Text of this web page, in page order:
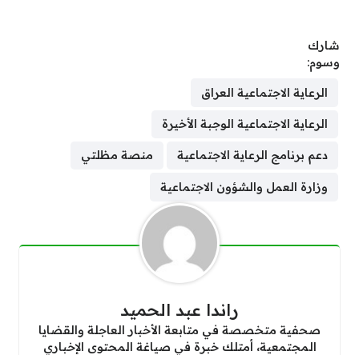
شارك
وسوم:
الرعاية الاجتماعية العراق
الرعاية الاجتماعية الوجبة الأخيرة
دعم برنامج الرعاية الاجتماعية منصة مظلتي
وزارة العمل والشؤون الاجتماعية
راندا عبد الحميد
صحفية متخصصة في متابعة الأخبار العاجلة والقضايا
المجتمعية، أمتلك خبرة في صياغة المحتوى الإخباري